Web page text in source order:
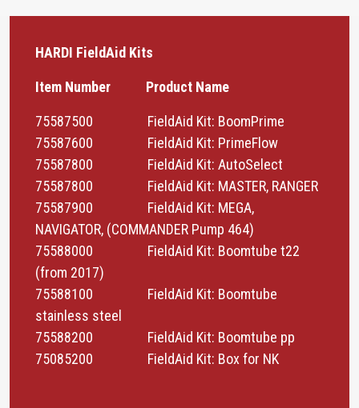
HARDI FieldAid Kits
Item Number Product Name
75587500 FieldAid Kit: BoomPrime
75587600 FieldAid Kit: PrimeFlow
75587800 FieldAid Kit: AutoSelect
75587800 FieldAid Kit: MASTER, RANGER
75587900 FieldAid Kit: MEGA,
NAVIGATOR, (COMMANDER Pump 464)
75588000 FieldAid Kit: Boomtube t22
(from 2017)
75588100 FieldAid Kit: Boomtube
stainless steel
75588200 FieldAid Kit: Boomtube pp
75085200 FieldAid Kit: Box for NK